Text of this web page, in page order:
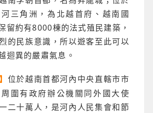
三角洲，為北越首府、越南國
留約有8000棟的法式殖民建築，
的民族意識，所以遊客至此可以
迴異的嚴肅氣息。
位於越南首都河內中央直轄市市
圍有政府辦公機關同外國大使
二十萬人，是河內人民集會和節